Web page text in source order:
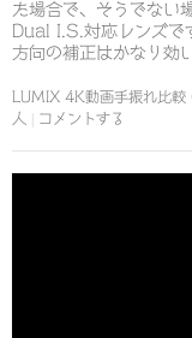
た場合で、そうでない
Dual I.S.対応レンズ
方向の補正はかなり効
LUMIX 4K動画手振れ比
人
コメントする